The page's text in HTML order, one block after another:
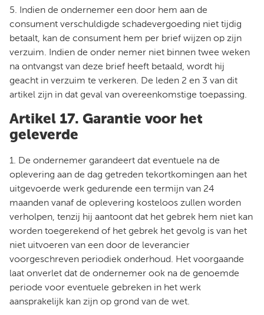
5. Indien de ondernemer een door hem aan de
consument verschuldigde schadevergoeding niet tijdig
betaalt, kan de consument hem per brief wijzen op zijn
verzuim. Indien de onder nemer niet binnen twee weken
na ontvangst van deze brief heeft betaald, wordt hij
geacht in verzuim te verkeren. De leden 2 en 3 van dit
artikel zijn in dat geval van overeenkomstige toepassing.
Artikel 17. Garantie voor het
geleverde
1. De ondernemer garandeert dat eventuele na de
oplevering aan de dag getreden tekortkomingen aan het
uitgevoerde werk gedurende een termijn van 24
maanden vanaf de oplevering kosteloos zullen worden
verholpen, tenzij hij aantoont dat het gebrek hem niet kan
worden toegerekend of het gebrek het gevolg is van het
niet uitvoeren van een door de leverancier
voorgeschreven periodiek onderhoud. Het voorgaande
laat onverlet dat de ondernemer ook na de genoemde
periode voor eventuele gebreken in het werk
aansprakelijk kan zijn op grond van de wet.